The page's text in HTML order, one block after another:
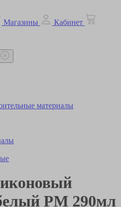
Магазины
Кабинет
материалы
PM 290мл